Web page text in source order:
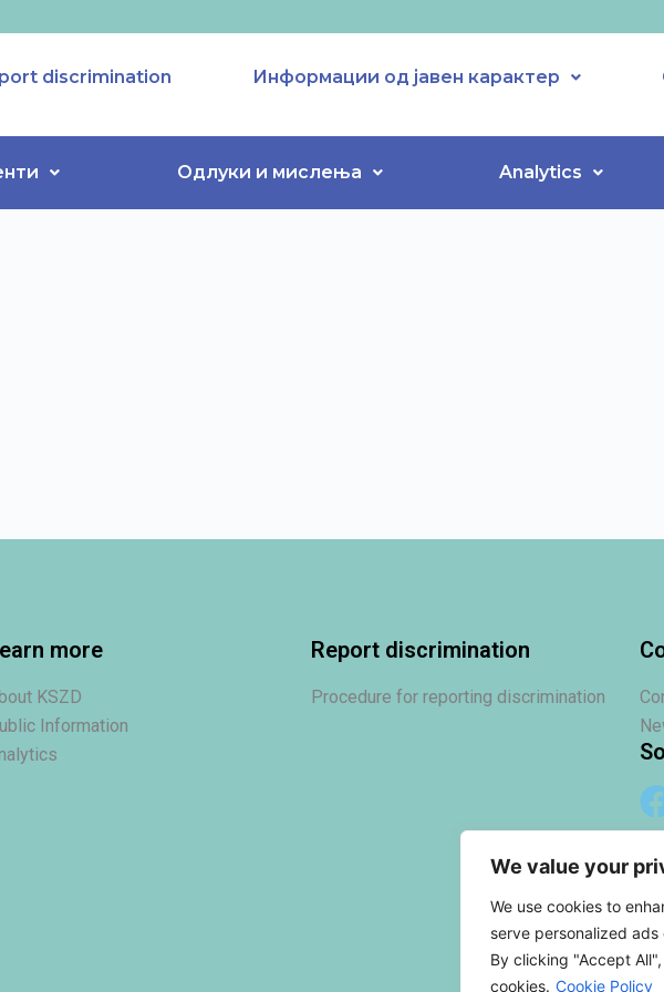
We value your
We use cookies to
serve personalized
By clicking "Accept
cookies. Cookie Policy
discrimination Информации од јавен карактер
Одлуки и мислења Analytics
more
KSZD
Information
Report discrimination
Procedure for reporting discrimination